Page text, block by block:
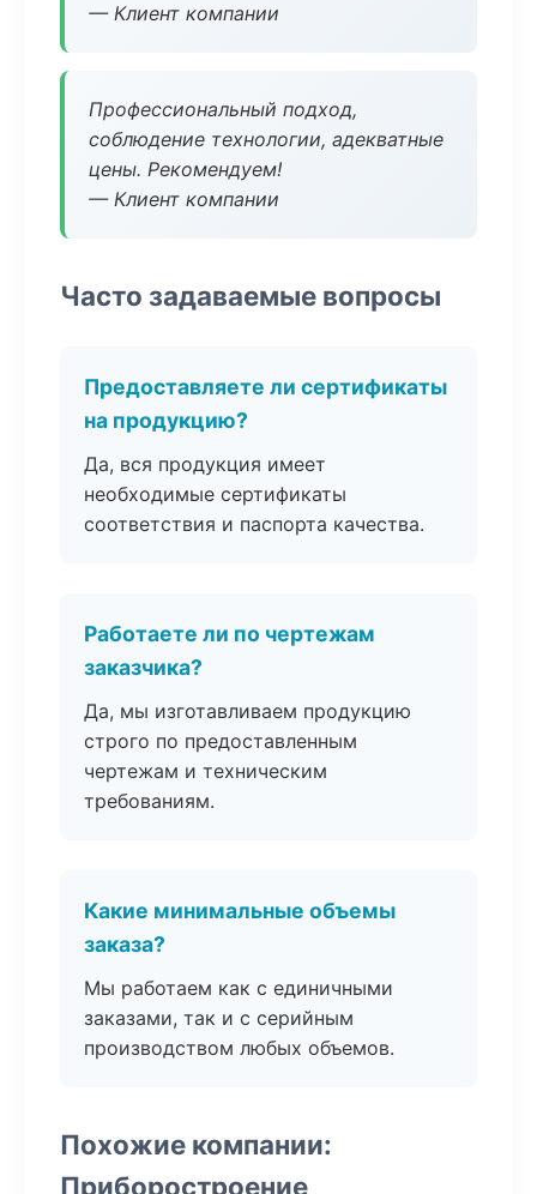
— Клиент компании
Профессиональный подход,
соблюдение технологии, адекватные
цены. Рекомендуем!
— Клиент компании
Часто задаваемые вопросы
Предоставляете ли сертификаты
на продукцию?
Да, вся продукция имеет
необходимые сертификаты
соответствия и паспорта качества.
Работаете ли по чертежам
заказчика?
Да, мы изготавливаем продукцию
строго по предоставленным
чертежам и техническим
требованиям.
Какие минимальные объемы
заказа?
Мы работаем как с единичными
заказами, так и с серийным
производством любых объемов.
Похожие компании:
Приборостроение